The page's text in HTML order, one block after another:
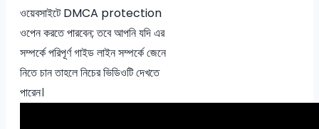
ওয়েবসাইটে DMCA protection
ওপেন করতে পারবেন; তবে আপনি যদি এর
সম্পর্কে পরিপূর্ণ গাইড লাইন সম্পর্কে জেনে
নিতে চান তাহলে নিচের ভিডিওটি দেখতে
পারেন।